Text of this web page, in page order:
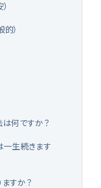
）
何ですか？
生続きます
すか？